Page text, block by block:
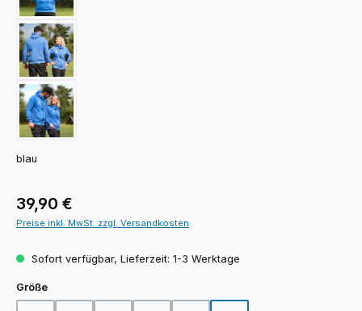
blau
Regulärer Preis:
39,90 €
Preise inkl. MwSt. zzgl. Versandkosten
Sofort verfügbar, Lieferzeit: 1-3 Werktage
Größeauswählen